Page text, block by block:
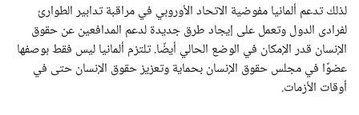
لذلك تدعم ألمانيا مفوضية الاتحاد الأوروبي في مراقبة تدابير الطوارئ
لفرادى الدول وتعمل على إيجاد طرق جديدة لدعم المدافعين عن حقوق
الإنسان قدر الإمكان في الوضع الحالي أيضًا. تلتزم ألمانيا ليس فقط بوصفها
عضوًا في مجلس حقوق الإنسان بحماية وتعزيز حقوق الإنسان حتى في
أوقات الأزمات.